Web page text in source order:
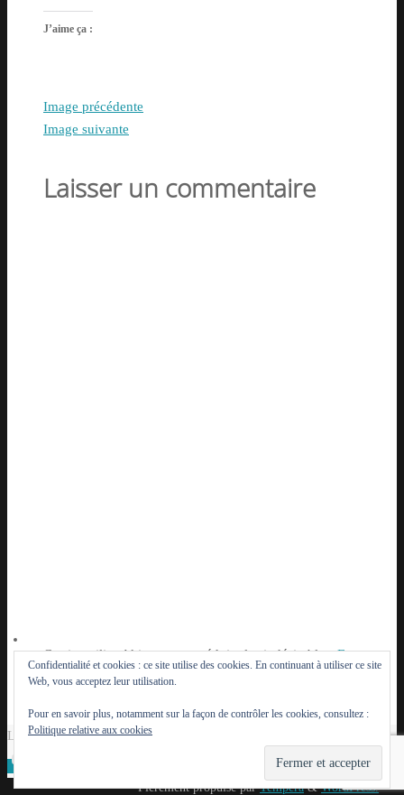
J’aime ça :
Image précédente
Image suivante
Laisser un commentaire
Ce site utilise Akismet pour réduire les indésirables.En
savoir plus sur la façon dont les données de vos
Le Lutèce du Parisien - 2014 - 2026
Fièrement propulsé parTempera&WordPress.
Confidentialité et cookies : ce site utilise des cookies. En continuant à utiliser ce site
Web, vous acceptez leur utilisation.
Pour en savoir plus, notamment sur la façon de contrôler les cookies, consultez :
Politique relative aux cookies